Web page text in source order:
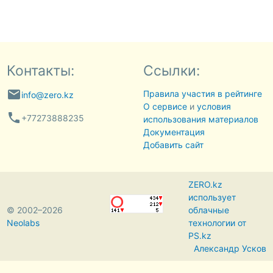
Контакты:
emailinfo@zero.kz
phone +77273888235
Ссылки:
Правила участия в рейтинге
О сервисеи условия
использования материалов
Документация
Добавить сайт
© 2002–2026
Neolabs
ZERO.kz
использует
облачные
технологии от
PS.kz
Александр Усков